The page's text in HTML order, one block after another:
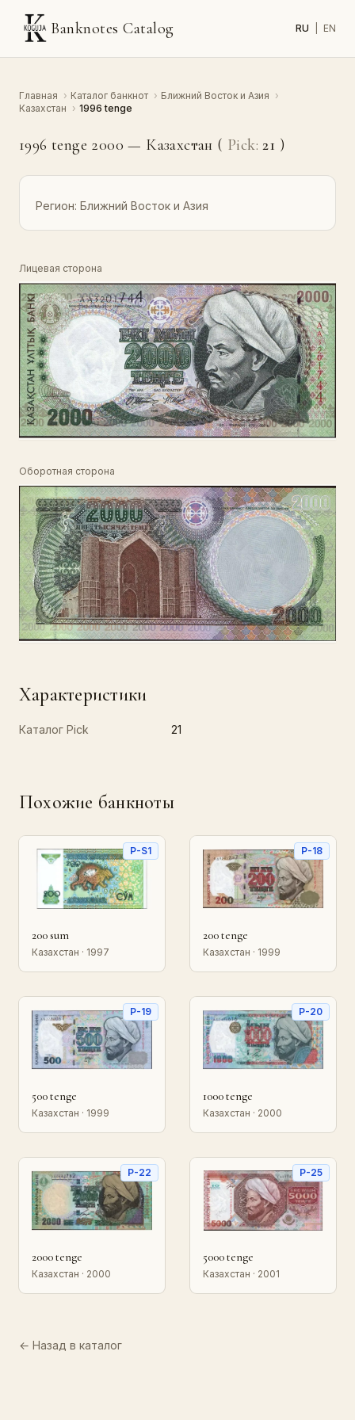
Banknotes Catalog RU EN
Главная › Каталог банкнот › Ближний Восток и Азия ›
Казахстан › 1996 tenge
1996 tenge 2000 — Казахстан ( Pick: 21 )
Регион: Ближний Восток и Азия
Лицевая сторона
Оборотная сторона
Характеристики
Каталог Pick 21
Похожие банкноты
P-S1
200 sum
Казахстан · 1997
P-18
200 tenge
Казахстан · 1999
P-19
500 tenge
Казахстан · 1999
P-20
1000 tenge
Казахстан · 2000
P-22
2000 tenge
Казахстан · 2000
P-25
5000 tenge
Казахстан · 2001
← Назад в каталог